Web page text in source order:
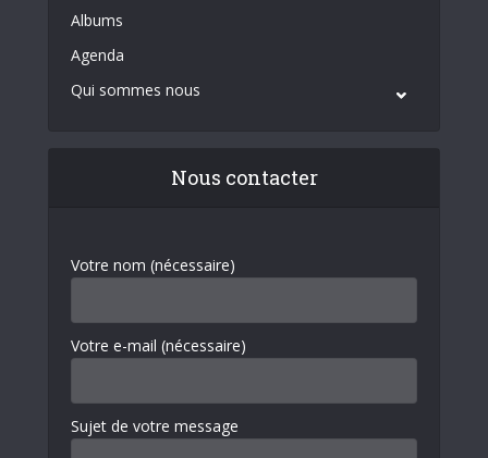
Albums
Agenda
Qui sommes nous
Nous contacter
Votre nom (nécessaire)
Votre e-mail (nécessaire)
Sujet de votre message